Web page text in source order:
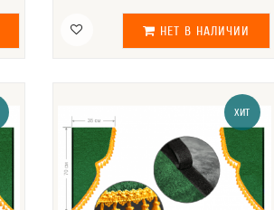
НЕТ В НАЛИЧИИ
ХИТ